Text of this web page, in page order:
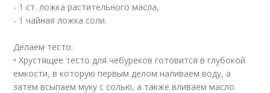
- 1 ст. ложка растительного масла,
- 1 чайная ложка соли.
Делаем тесто:
• Хрустящее тесто для чебуреков готовится в глубокой
емкости, в которую первым делом наливаем воду, а
затем всыпаем муку с солью, а также вливаем масло.